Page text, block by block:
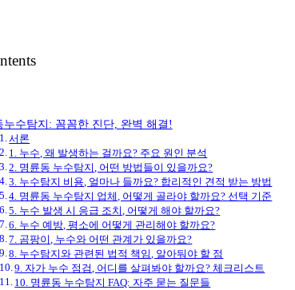
누수탐지: 꼼꼼한 진단, 완벽 해결!
서론
1. 누수, 왜 발생하는 걸까요? 주요 원인 분석
2. 명륜동 누수탐지, 어떤 방법들이 있을까요?
3. 누수탐지 비용, 얼마나 들까요? 합리적인 견적 받는 방법
4. 명륜동 누수탐지 업체, 어떻게 골라야 할까요? 선택 기준
5. 누수 발생 시 응급 조치, 어떻게 해야 할까요?
6. 누수 예방, 평소에 어떻게 관리해야 할까요?
7. 곰팡이, 누수와 어떤 관계가 있을까요?
8. 누수탐지와 관련된 법적 책임, 알아둬야 할 점
9. 자가 누수 점검, 어디를 살펴봐야 할까요? 체크리스트
10. 명륜동 누수탐지 FAQ: 자주 묻는 질문들